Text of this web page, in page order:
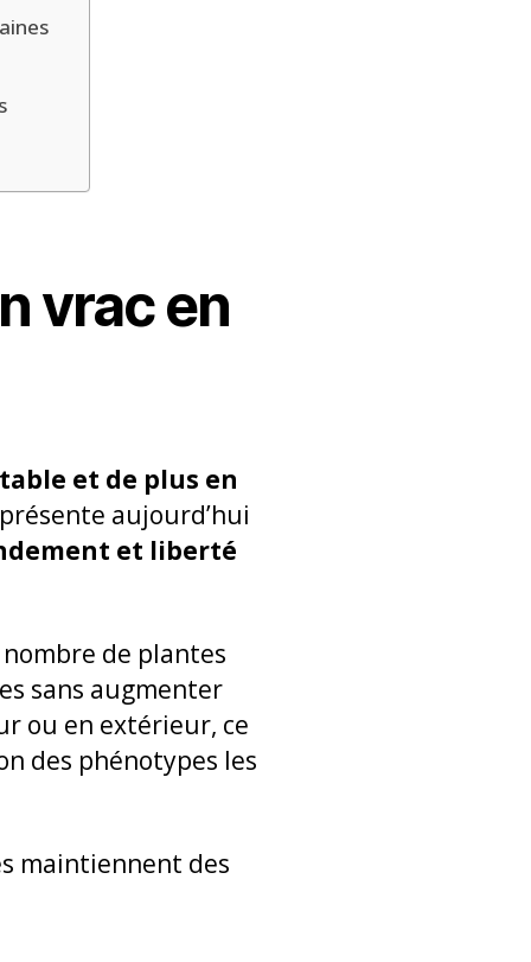
vrac en
et de plus en
aujourd’hui
et liberté
de plantes
sans augmenter
ou en extérieur, ce
des phénotypes les
maintiennent des